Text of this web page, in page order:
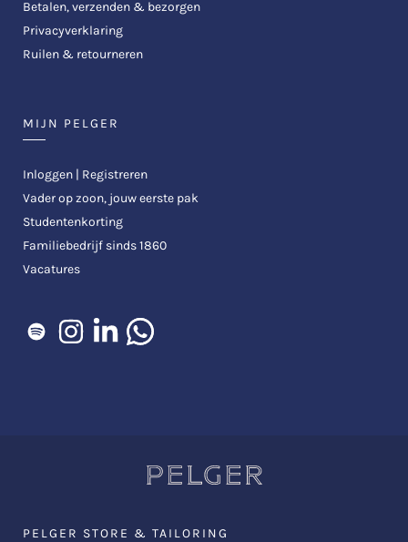
Betalen, verzenden & bezorgen
Privacyverklaring
Ruilen & retourneren
MIJN PELGER
Inloggen | Registreren
Vader op zoon, jouw eerste pak
Studentenkorting
Familiebedrijf sinds 1860
Vacatures
PELGER STORE & TAILORING